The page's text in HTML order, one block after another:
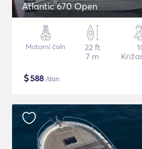
Atlantic 670 Open
Motorni čoln
22 ft
7 m
$588 /dan